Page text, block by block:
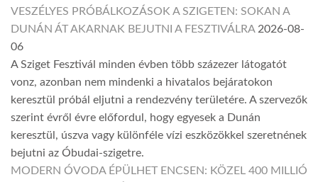
VESZÉLYES PRÓBÁLKOZÁSOK A SZIGETEN: SOKAN A
DUNÁN ÁT AKARNAK BEJUTNI A FESZTIVÁLRA 2026-08-
06
A Sziget Fesztivál minden évben több százezer látogatót
vonz, azonban nem mindenki a hivatalos bejáratokon
keresztül próbál eljutni a rendezvény területére. A szervezők
szerint évről évre előfordul, hogy egyesek a Dunán
keresztül, úszva vagy különféle vízi eszközökkel szeretnének
bejutni az Óbudai-szigetre.
MODERN ÓVODA ÉPÜLHET ENCSEN: KÖZEL 400 MILLIÓ